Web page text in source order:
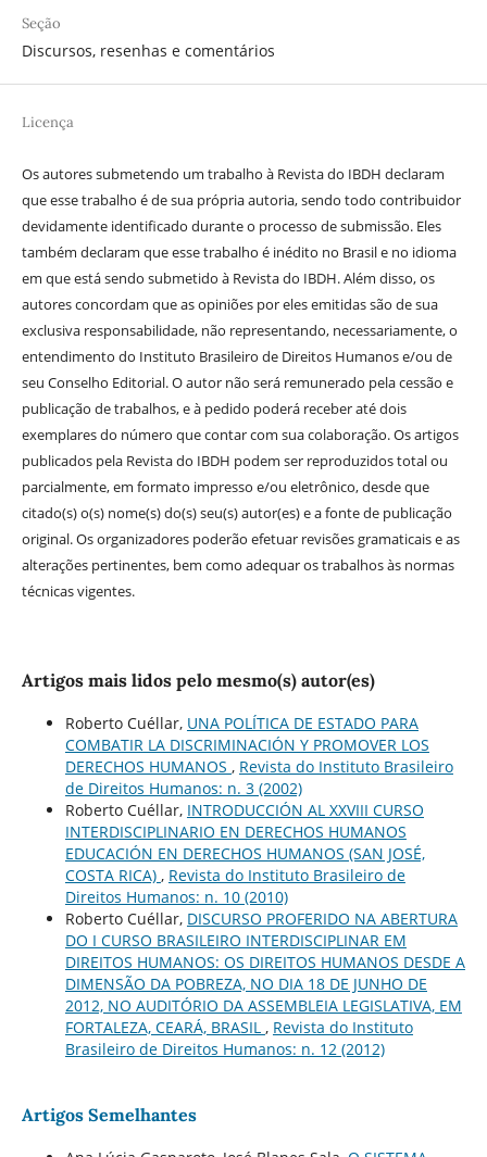
Seção
Discursos, resenhas e comentários
Licença
Os autores submetendo um trabalho à Revista do IBDH declaram
que esse trabalho é de sua própria autoria, sendo todo contribuidor
devidamente identificado durante o processo de submissão. Eles
também declaram que esse trabalho é inédito no Brasil e no idioma
em que está sendo submetido à Revista do IBDH. Além disso, os
autores concordam que as opiniões por eles emitidas são de sua
exclusiva responsabilidade, não representando, necessariamente, o
entendimento do Instituto Brasileiro de Direitos Humanos e/ou de
seu Conselho Editorial. O autor não será remunerado pela cessão e
publicação de trabalhos, e à pedido poderá receber até dois
exemplares do número que contar com sua colaboração. Os artigos
publicados pela Revista do IBDH podem ser reproduzidos total ou
parcialmente, em formato impresso e/ou eletrônico, desde que
citado(s) o(s) nome(s) do(s) seu(s) autor(es) e a fonte de publicação
original. Os organizadores poderão efetuar revisões gramaticais e as
alterações pertinentes, bem como adequar os trabalhos às normas
técnicas vigentes.
Artigos mais lidos pelo mesmo(s) autor(es)
Roberto Cuéllar, UNA POLÍTICA DE ESTADO PARA
COMBATIR LA DISCRIMINACIÓN Y PROMOVER LOS
DERECHOS HUMANOS , Revista do Instituto Brasileiro
de Direitos Humanos: n. 3 (2002)
Roberto Cuéllar, INTRODUCCIÓN AL XXVIII CURSO
INTERDISCIPLINARIO EN DERECHOS HUMANOS
EDUCACIÓN EN DERECHOS HUMANOS (SAN JOSÉ,
COSTA RICA) , Revista do Instituto Brasileiro de
Direitos Humanos: n. 10 (2010)
Roberto Cuéllar, DISCURSO PROFERIDO NA ABERTURA
DO I CURSO BRASILEIRO INTERDISCIPLINAR EM
DIREITOS HUMANOS: OS DIREITOS HUMANOS DESDE A
DIMENSÃO DA POBREZA, NO DIA 18 DE JUNHO DE
2012, NO AUDITÓRIO DA ASSEMBLEIA LEGISLATIVA, EM
FORTALEZA, CEARÁ, BRASIL , Revista do Instituto
Brasileiro de Direitos Humanos: n. 12 (2012)
Artigos Semelhantes